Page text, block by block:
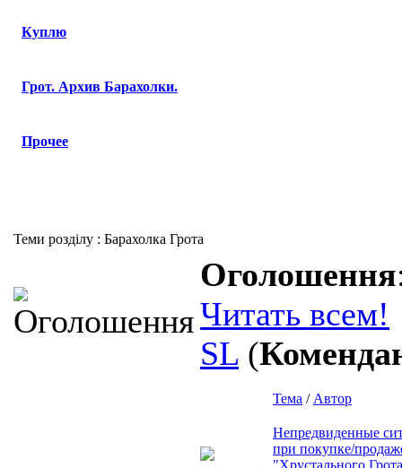
Куплю
Грот. Архив Барахолки.
Прочее
Теми розділу : Барахолка Грота
Оголошення
Читать всем!
SL (
Тема / Автор
Непредвиденные
при покупке/
"Хрустального